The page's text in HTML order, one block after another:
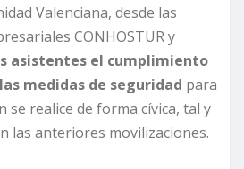
Valenciana, desde las
CONHOSTUR y
asistentes el cumplimiento
medidas de seguridad para
se realice de forma cívica, tal y
las anteriores movilizaciones.